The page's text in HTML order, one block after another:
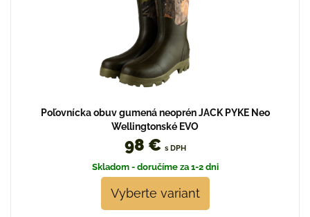
Poľovnícka obuv gumená neoprén JACK PYKE Neo
Wellingtonské EVO
98 € s DPH
Skladom - doručíme za 1-2 dni
Vyberte variant